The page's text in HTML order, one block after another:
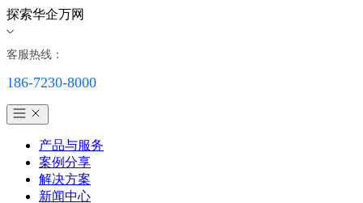
探索华企万网
客服热线：
186-7230-8000
产品与服务
案例分享
解决方案
新闻中心